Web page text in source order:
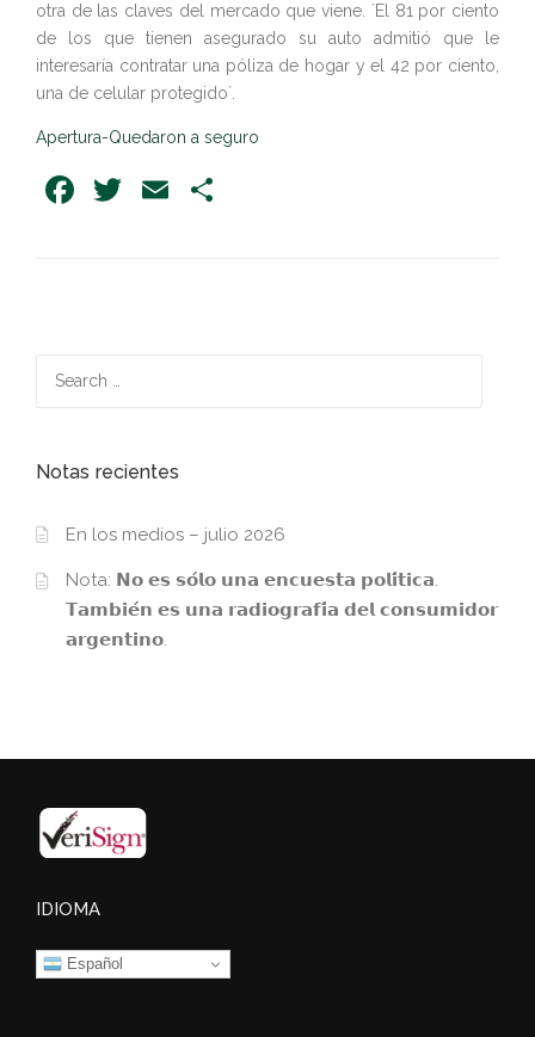
otra de las claves del mercado que viene. `El 81 por ciento
de los que tienen asegurado su auto admitió que le
interesaría contratar una póliza de hogar y el 42 por ciento,
una de celular protegido`.
Apertura-Quedaron a seguro
Facebook
Twitter
Email
Notas recientes
En los medios – julio 2026
Nota: 𝗡𝗼 𝗲𝘀 𝘀𝗼́𝗹𝗼 𝘂𝗻𝗮 𝗲𝗻𝗰𝘂𝗲𝘀𝘁𝗮 𝗽𝗼𝗹𝗶́𝘁𝗶𝗰𝗮.
𝗧𝗮𝗺𝗯𝗶𝗲́𝗻 𝗲𝘀 𝘂𝗻𝗮 𝗿𝗮𝗱𝗶𝗼𝗴𝗿𝗮𝗳𝗶́𝗮 𝗱𝗲𝗹 𝗰𝗼𝗻𝘀𝘂𝗺𝗶𝗱𝗼𝗿
𝗮𝗿𝗴𝗲𝗻𝘁𝗶𝗻𝗼.
IDIOMA
Español